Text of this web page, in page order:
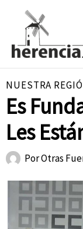
contenido
NUESTRA
Es
Les
PorOtras